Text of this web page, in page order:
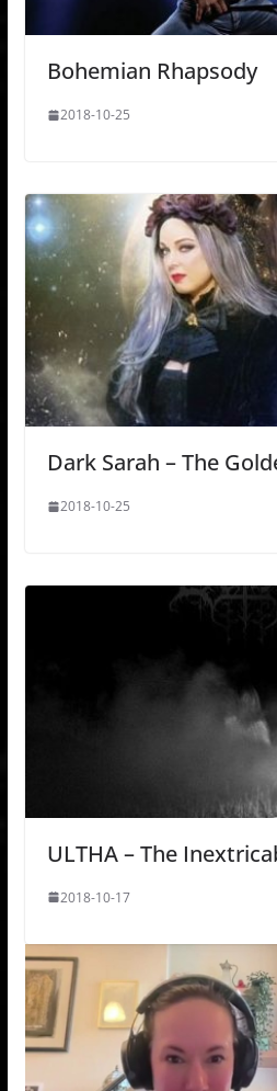
Bohemian Rhapsody
2018-10-25
Dark Sarah – The
2018-10-25
ULTHA – The
2018-10-17